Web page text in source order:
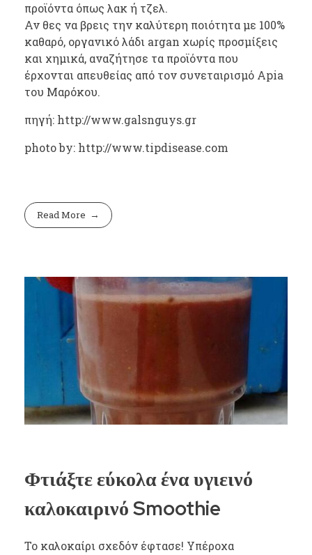
προϊόντα όπως λακ ή τζελ.
Αν θες να βρεις την καλύτερη ποιότητα με 100%
καθαρό, οργανικό λάδι argan χωρίς προσμίξεις
και χημικά, αναζήτησε τα προϊόντα που
έρχονται απευθείας από τον συνεταιρισμό Apia
του Μαρόκου.
πηγή: http://www.galsnguys.gr
photo by: http://www.tipdisease.com
Read More
Φτιάξτε εύκολα ένα υγιεινό
καλοκαιρινό Smoothie
Το καλοκαίρι σχεδόν έφτασε! Υπέροχα